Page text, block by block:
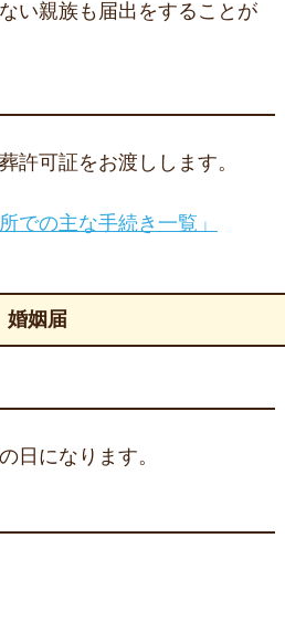
い親族も届出をすることが
許可証をお渡しします。
での主な手続き一覧」
婚姻届
日になります。